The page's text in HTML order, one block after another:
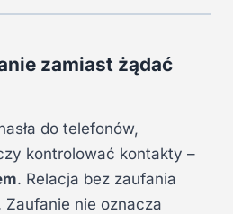
zamiast żądać
do telefonów,
kontrolować kontakty –
. Relacja bez zaufania
nie oznacza